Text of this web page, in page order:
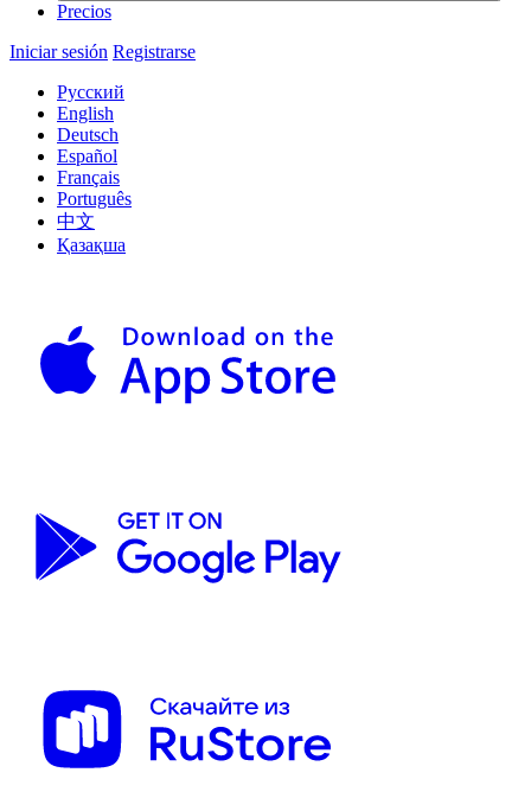
Precios
Iniciar sesión Registrarse
Русский
English
Deutsch
Español
Français
Português
中文
Қазақша